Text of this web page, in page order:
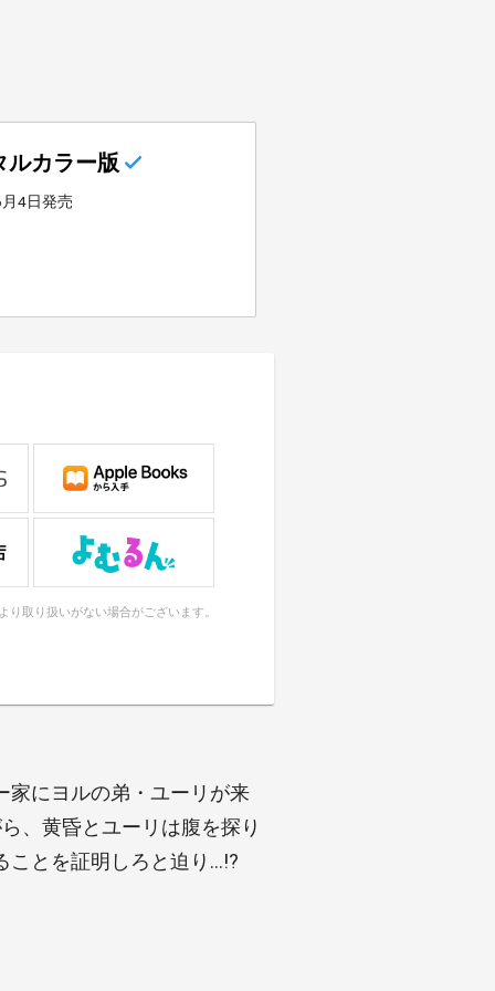
ルカラー版
4日発売
り取り扱いがない場合がございます。
家にヨルの弟・ユーリが来
、黄昏とユーリは腹を探り
ことを証明しろと迫り…!?